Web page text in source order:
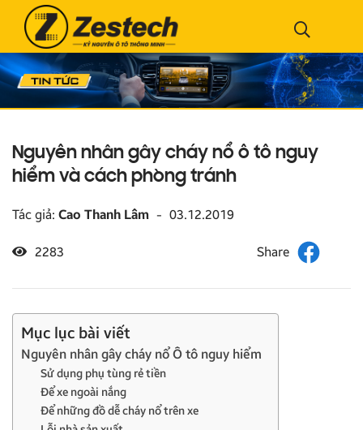
Nguyên nhân gây cháy nổ ô tô nguy
hiểm và cách phòng tránh
Tác giả: Cao Thanh Lâm - 03.12.2019
2283
Mục lục bài viết
Nguyên nhân gây cháy nổ Ô tô nguy hiểm
Sử dụng phụ tùng rẻ tiền
Để xe ngoài nắng
Để những đồ dễ cháy nổ trên xe